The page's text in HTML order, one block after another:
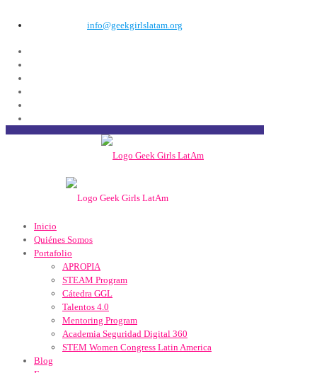
info@geekgirlslatam.org
Inicio
Quiénes Somos
Portafolio
APROPIA
STEAM Program
Cátedra GGL
Talentos 4.0
Mentoring Program
Academia Seguridad Digital 360
STEM Women Congress Latin America
Blog